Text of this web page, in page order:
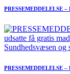
PRESSEMEDDELELSE
Sundhedsvæsen og
PRESSEMEDDELELSE